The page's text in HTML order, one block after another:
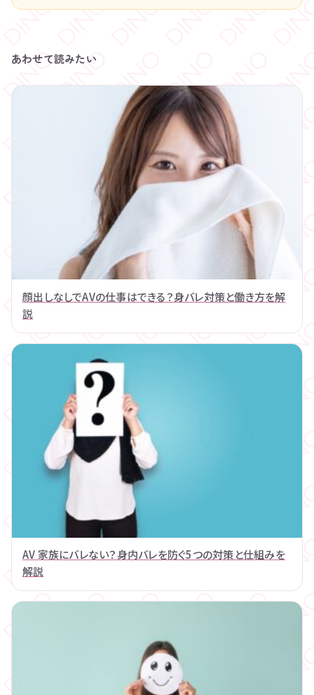
あわせて読みたい
顔出しなしでAVの仕事はできる？身バレ対策と働き方を解
説
AV 家族にバレない？身内バレを防ぐ5つの対策と仕組みを
解説